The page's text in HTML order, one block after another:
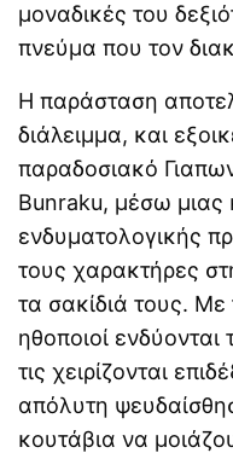
μοναδικές του
πνεύμα που τον
Η παράσταση
διάλειμμα, και
παραδοσιακό
Bunraku, μέσω μιας
ενδυματολογικής
τους χαρακτήρες
τα σακίδιά τους.
ηθοποιοί
τις χειρίζονται
απόλυτη
κουτάβια να